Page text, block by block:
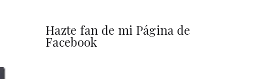
Hazte fan de mi Página de
Facebook